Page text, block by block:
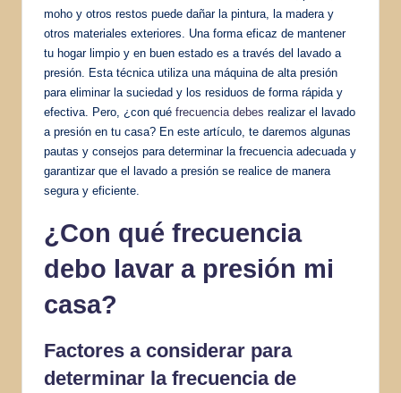
moho y otros restos puede dañar la pintura, la madera y
otros materiales exteriores. Una forma eficaz de mantener
tu hogar limpio y en buen estado es a través del lavado a
presión. Esta técnica utiliza una máquina de alta presión
para eliminar la suciedad y los residuos de forma rápida y
efectiva. Pero, ¿con qué frecuencia debes realizar el lavado
a presión en tu casa? En este artículo, te daremos algunas
pautas y consejos para determinar la frecuencia adecuada y
garantizar que el lavado a presión se realice de manera
segura y eficiente.
¿Con qué frecuencia
debo lavar a presión mi
casa?
Factores a considerar para
determinar la frecuencia de